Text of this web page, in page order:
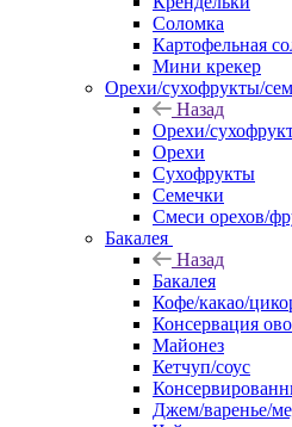
Соломка
Картофельная
Мини крекер
Орехи/сухофрукты/
Назад
Орехи/
Орехи
Сухофрукты
Семечки
Смеси орехов/
Бакалея
Назад
Бакалея
Кофе/какао/
Консервация
Майонез
Кетчуп/соус
Джем/варенье/